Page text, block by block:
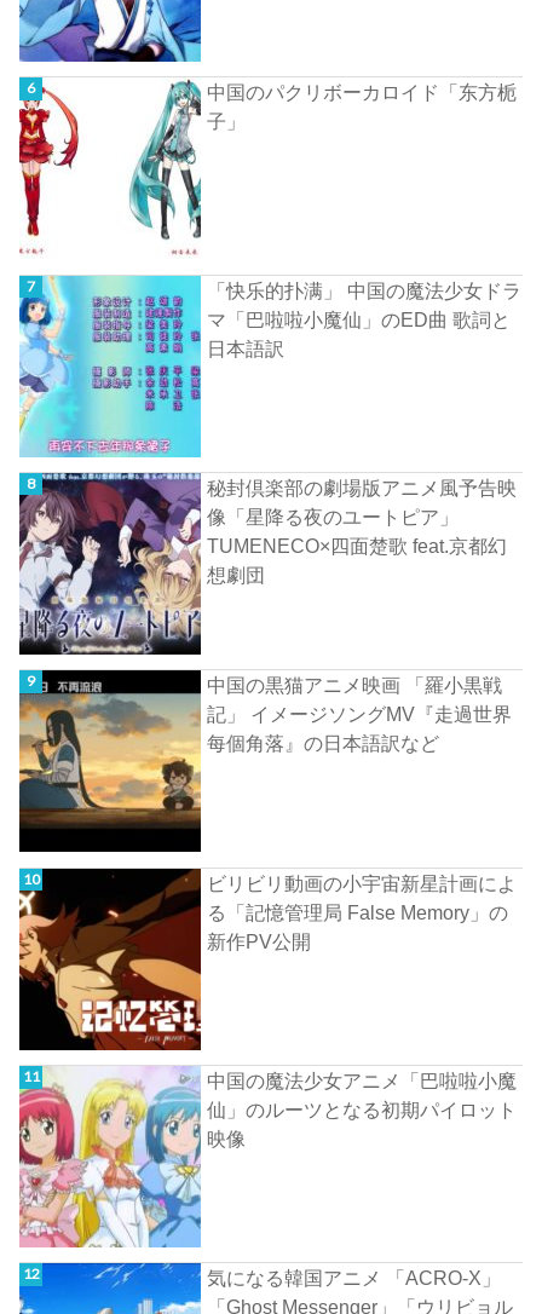
中国のパクリボーカロイド「东方栀
子」
「快乐的扑满」 中国の魔法少女ドラ
マ「巴啦啦小魔仙」のED曲 歌詞と
日本語訳
秘封倶楽部の劇場版アニメ風予告映
像「星降る夜のユートピア」
TUMENECO×四面楚歌 feat.京都幻
想劇団
中国の黒猫アニメ映画 「羅小黒戦
記」 イメージソングMV『走過世界
每個角落』の日本語訳など
ビリビリ動画の小宇宙新星計画によ
る「記憶管理局 False Memory」の
新作PV公開
中国の魔法少女アニメ「巴啦啦小魔
仙」のルーツとなる初期パイロット
映像
気になる韓国アニメ 「ACRO-X」
「Ghost Messenger」「ウリビョル